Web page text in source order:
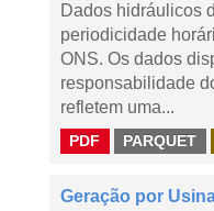
Dados hidráulicos
periodicidade
ONS. Os dados
responsabilidade
refletem uma...
PDF PARQUET
Geração por